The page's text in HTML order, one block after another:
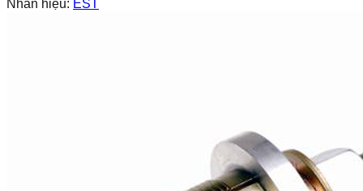
Nhãn hiệu: EST